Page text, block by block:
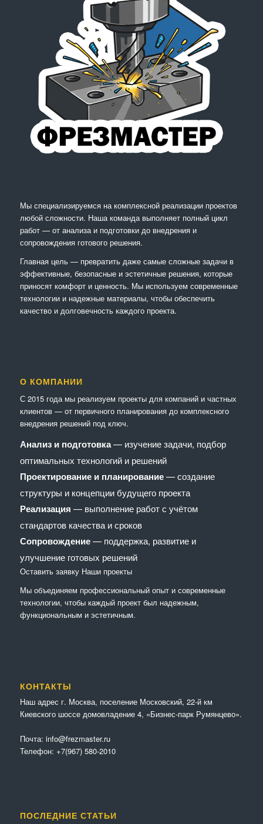
Мы специализируемся на комплексной реализации проектов
любой сложности. Наша команда выполняет полный цикл
работ — от анализа и подготовки до внедрения и
сопровождения готового решения.
Главная цель — превратить даже самые сложные задачи в
эффективные, безопасные и эстетичные решения, которые
приносят комфорт и ценность. Мы используем современные
технологии и надежные материалы, чтобы обеспечить
качество и долговечность каждого проекта.
О КОМПАНИИ
С 2015 года мы реализуем проекты для компаний и частных
клиентов — от первичного планирования до комплексного
внедрения решений под ключ.
Анализ и подготовка— изучение задачи, подбор
оптимальных технологий и решений
Проектирование и планирование— создание
структуры и концепции будущего проекта
Реализация — выполнение работ с учётом
стандартов качества и сроков
Сопровождение— поддержка, развитие и
улучшение готовых решений
Оставить заявку Наши проекты
Мы объединяем профессиональный опыт и современные
технологии, чтобы каждый проект был надежным,
функциональным и эстетичным.
КОНТАКТЫ
Наш адрес г. Москва, поселение Московский, 22-й км
Киевского шоссе домовладение 4, «Бизнес-парк Румянцево».
Почта: info@frezmaster.ru
Телефон: +7(967) 580-2010
ПОСЛЕДНИЕ СТАТЬИ